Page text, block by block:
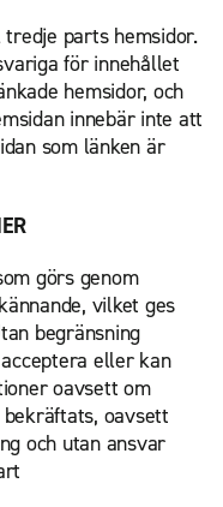
parts hemsidor.
för innehållet
hemsidor, och
innebär inte att
som länken är
görs genom
vilket ges
begränsning
eller kan
oavsett om
oavsett
och utan ansvar